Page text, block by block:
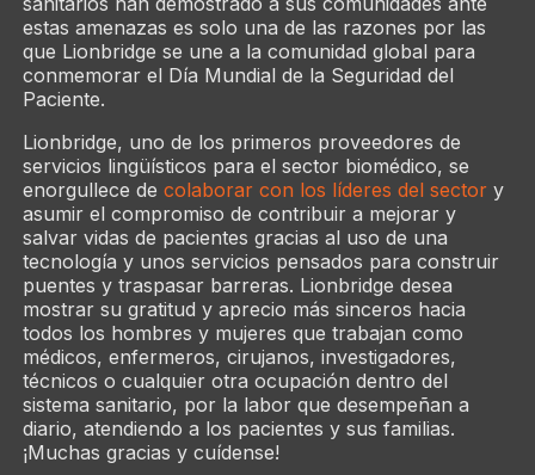
estas amenazas es solo una de las razones por las
que Lionbridge se une a la comunidad global para
conmemorar el Día Mundial de la Seguridad del
Paciente.
Lionbridge, uno de los primeros proveedores de
servicios lingüísticos para el sector biomédico, se
enorgullece de colaborar con los líderes del sectory
asumir el compromiso de contribuir a mejorar y
salvar vidas de pacientes gracias al uso de una
tecnología y unos servicios pensados para construir
puentes y traspasar barreras. Lionbridge desea
mostrar su gratitud y aprecio más sinceros hacia
todos los hombres y mujeres que trabajan como
médicos, enfermeros, cirujanos, investigadores,
técnicos o cualquier otra ocupación dentro del
sistema sanitario, por la labor que desempeñan a
diario, atendiendo a los pacientes y sus familias.
¡Muchas gracias y cuídense!